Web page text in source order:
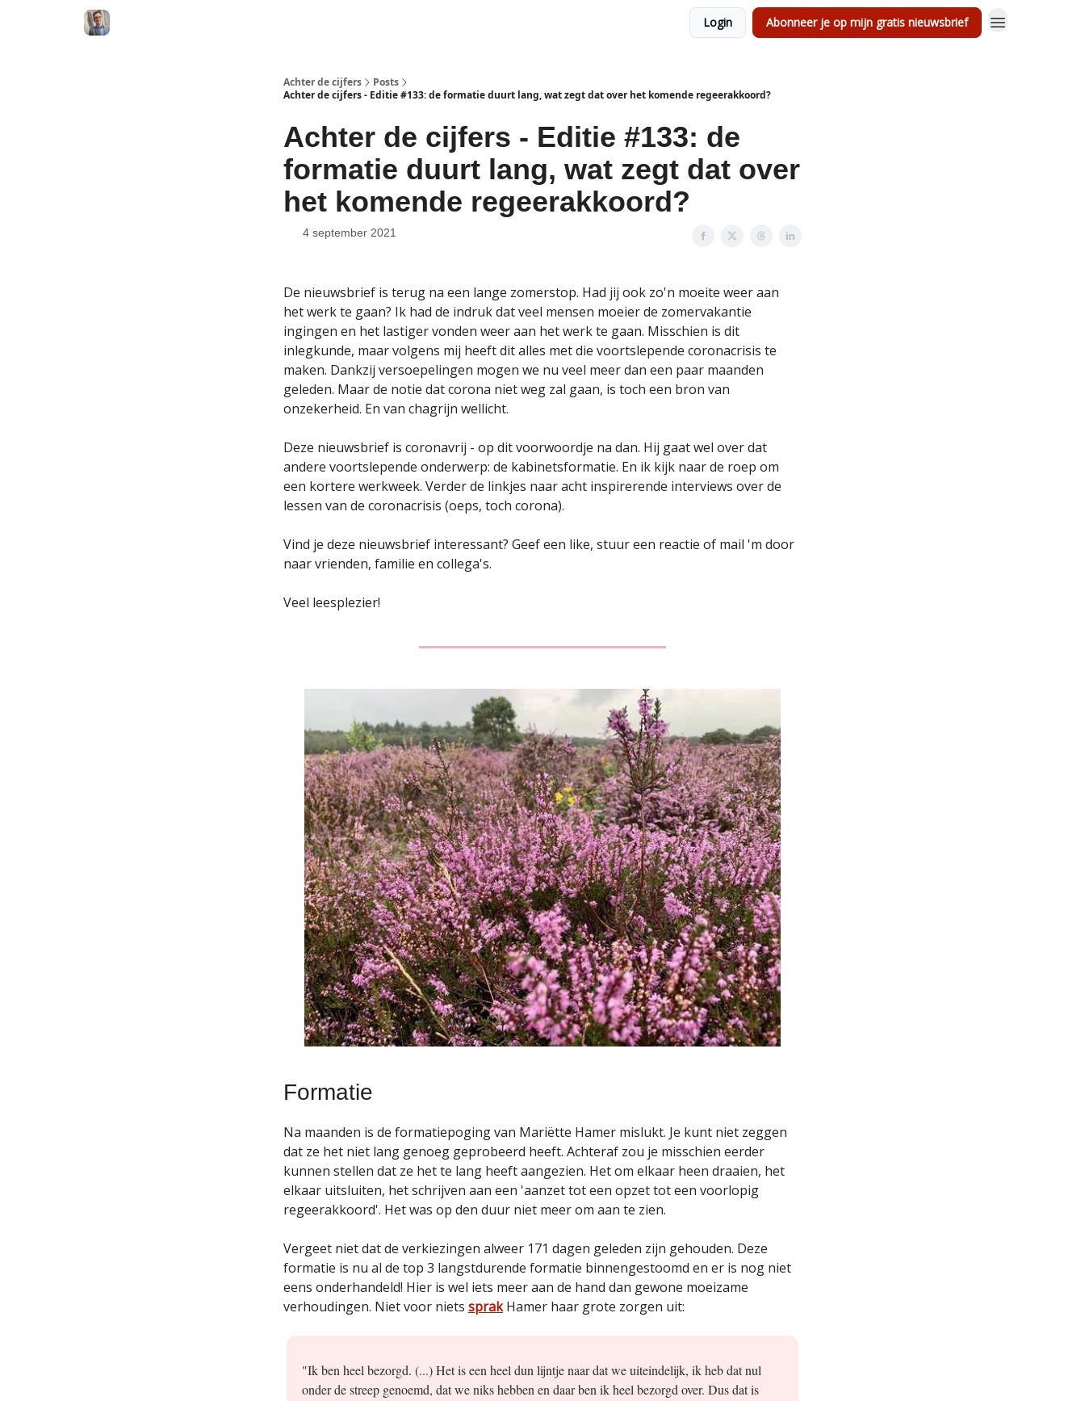
Login Abonneer je op mijn gratis nieuwsbrief
Achter de cijfers
Posts
Achter de cijfers - Editie #133: de formatie duurt lang, wat zegt dat over het komende regeerakkoord?
Achter de cijfers - Editie #133: de
formatie duurt lang, wat zegt dat over
het komende regeerakkoord?
4 september 2021
De nieuwsbrief is terug na een lange zomerstop. Had jij ook zo'n moeite weer aan
het werk te gaan? Ik had de indruk dat veel mensen moeier de zomervakantie
ingingen en het lastiger vonden weer aan het werk te gaan. Misschien is dit
inlegkunde, maar volgens mij heeft dit alles met die voortslepende coronacrisis te
maken. Dankzij versoepelingen mogen we nu veel meer dan een paar maanden
geleden. Maar de notie dat corona niet weg zal gaan, is toch een bron van
onzekerheid. En van chagrijn wellicht.
Deze nieuwsbrief is coronavrij - op dit voorwoordje na dan. Hij gaat wel over dat
andere voortslepende onderwerp: de kabinetsformatie. En ik kijk naar de roep om
een kortere werkweek. Verder de linkjes naar acht inspirerende interviews over de
lessen van de coronacrisis (oeps, toch corona).
Vind je deze nieuwsbrief interessant? Geef een like, stuur een reactie of mail 'm door
naar vrienden, familie en collega's.
Veel leesplezier!
Formatie
Na maanden is de formatiepoging van Mariëtte Hamer mislukt. Je kunt niet zeggen
dat ze het niet lang genoeg geprobeerd heeft. Achteraf zou je misschien eerder
kunnen stellen dat ze het te lang heeft aangezien. Het om elkaar heen draaien, het
elkaar uitsluiten, het schrijven aan een 'aanzet tot een opzet tot een voorlopig
regeerakkoord'. Het was op den duur niet meer om aan te zien.
Vergeet niet dat de verkiezingen alweer 171 dagen geleden zijn gehouden. Deze
formatie is nu al de top 3 langstdurende formatie binnengestoomd en er is nog niet
eens onderhandeld! Hier is wel iets meer aan de hand dan gewone moeizame
verhoudingen. Niet voor niets sprakHamer haar grote zorgen uit:
"Ik ben heel bezorgd. (...) Het is een heel dun lijntje naar dat we uiteindelijk, ik heb dat nul
onder de streep genoemd, dat we niks hebben en daar ben ik heel bezorgd over. Dus dat is